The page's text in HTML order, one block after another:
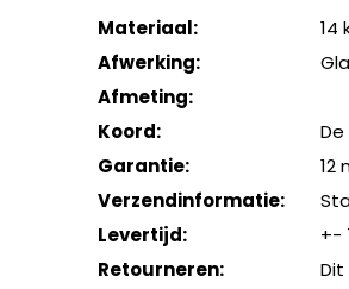
Materiaal:
14
Afwerking:
Afmeting:
Koord:
Garantie:
12
Verzendinformatie:
Levertijd:
+-
Retourneren: